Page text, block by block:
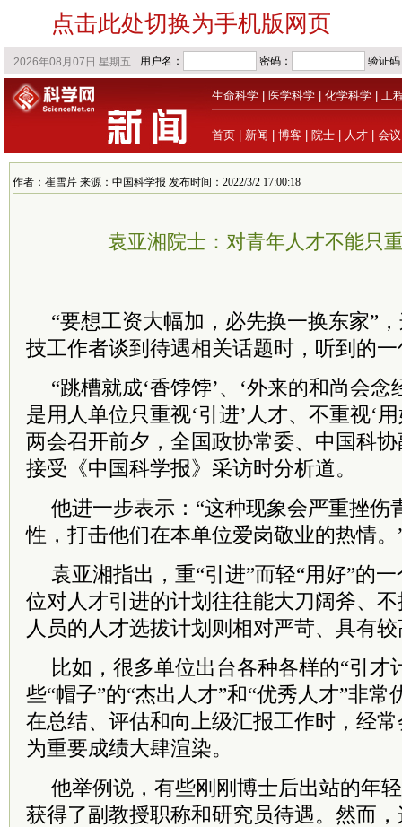
点击此处切换为手机版网页
生命科学 医学科学 化学科学 工
首页 新闻 博客 院士 人才 会议
作者：崔雪芹 来源：中国科学报 发布时间：2022/3/2 17:00:18
袁亚湘院士：对青年人才不能只
“要想工资大幅加，必先换一换东家”
技工作者谈到待遇相关话题时，听到的
“跳槽就成‘香饽饽’、‘外来的和尚会
是用人单位只重视‘引进’人才、不重视‘
两会召开前夕，全国政协常委、中国科
接受《中国科学报》采访时分析道。
他进一步表示：“这种现象会严重挫伤
性，打击他们在本单位爱岗敬业的热情。
袁亚湘指出，重“引进”而轻“用好”的
位对人才引进的计划往往能大刀阔斧、
人员的人才选拔计划则相对严苛、具有
比如，很多单位出台各种各样的“引才
些“帽子”的“杰出人才”和“优秀人才”非
在总结、评估和向上级汇报工作时，经
为重要成绩大肆渲染。
他举例说，有些刚刚博士后出站的年
获得了副教授职称和研究员待遇。然而